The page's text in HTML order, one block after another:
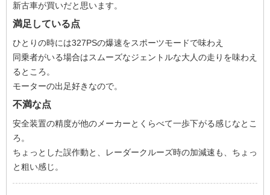
新古車が買いだと思います。
満足している点
ひとりの時には327PSの爆速をスポーツモードで味わえ
同乗者がいる場合はスムーズなジェントルな大人の走りを味わえ
るところ。
モーターの出足好きなので。
不満な点
安全装置の精度が他のメーカーとくらべて一歩下がる感じなとこ
ろ。
ちょっとした誤作動と、レーダークルーズ時の加減速も、ちょっ
と粗い感じ。